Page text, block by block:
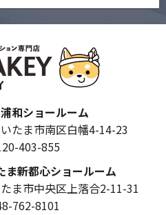
浦和ショールーム
たま市南区白幡4-14-23
403-855
ま新都心ショールーム
ま市中央区上落合2-11-31
762-8101